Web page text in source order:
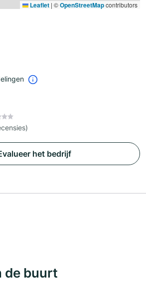
Leaflet | ©OpenStreetMapcontributors
het bedrijf
de buurt